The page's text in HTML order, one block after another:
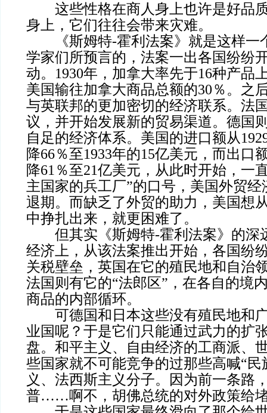
这些性格在商人身上也许是好品
身上，它们往往会带来灾难。
《斯姆特-霍利法案》就是这样一
学家们所预言的，法案一出各国纷纷
动。1930年，加拿大率先于16种产品
美国输往加拿大商品总额的30％。之
与英联邦的更加密切的经济联系。法
议，并开始发展新的贸易渠道。德国
自足的经济体系。美国的进口额从
降66％至1933年的15亿美元，而出口
降61％至21亿美元，从此时开始，一
主国家的兵工厂”的口号，美国外贸
退期。而缺乏了外贸的助力，美国想
中挣扎出来，就更困难了。
但其实《斯姆特-霍利法案》的深
经济上，从该法案推出开始，各国纷
关税壁垒，英国在它的殖民地和自治
法国则有它的“法郎区”，在各自的境
商品的内部循环。
可德国和日本这些没有殖民地和
业国呢？于是它们只能通过武力的扩
盘。和平主义、自由经济的工商派、
些国家就不可能竞争的过那些高喊“民
义、法西斯主义分子。因为前一条路
普……啊不，胡佛总统的对外政策给